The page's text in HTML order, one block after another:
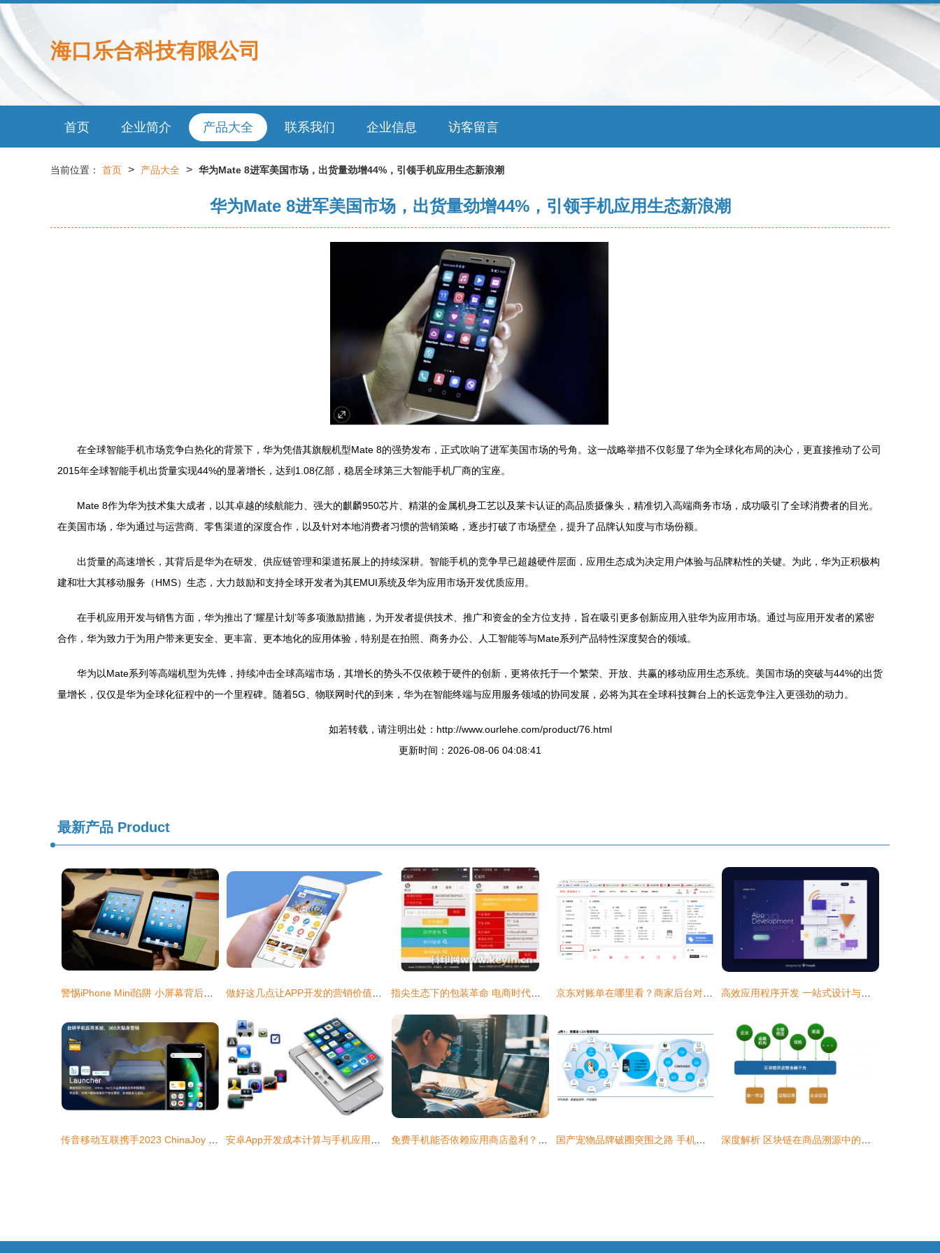
海口乐合科技有限公司
首页 企业简介 产品大全 联系我们 企业信息 访客留言
当前位置： 首页 > 产品大全 > 华为Mate 8进军美国市场，出货量劲增44%，引领手机应用生态新浪潮
华为Mate 8进军美国市场，出货量劲增44%，引领手机应用生态新浪潮
在全球智能手机市场竞争白热化的背景下，华为凭借其旗舰机型Mate 8的强势发布，正式吹响了进军美国市场的号角。这一战略举措不仅彰显了华为全球化布局的决心，更直接推动了公司
2015年全球智能手机出货量实现44%的显著增长，达到1.08亿部，稳居全球第三大智能手机厂商的宝座。
Mate 8作为华为技术集大成者，以其卓越的续航能力、强大的麒麟950芯片、精湛的金属机身工艺以及莱卡认证的高品质摄像头，精准切入高端商务市场，成功吸引了全球消费者的目光。
在美国市场，华为通过与运营商、零售渠道的深度合作，以及针对本地消费者习惯的营销策略，逐步打破了市场壁垒，提升了品牌认知度与市场份额。
出货量的高速增长，其背后是华为在研发、供应链管理和渠道拓展上的持续深耕。智能手机的竞争早已超越硬件层面，应用生态成为决定用户体验与品牌粘性的关键。为此，华为正积极构
建和壮大其移动服务（HMS）生态，大力鼓励和支持全球开发者为其EMUI系统及华为应用市场开发优质应用。
在手机应用开发与销售方面，华为推出了‘耀星计划’等多项激励措施，为开发者提供技术、推广和资金的全方位支持，旨在吸引更多创新应用入驻华为应用市场。通过与应用开发者的紧密
合作，华为致力于为用户带来更安全、更丰富、更本地化的应用体验，特别是在拍照、商务办公、人工智能等与Mate系列产品特性深度契合的领域。
华为以Mate系列等高端机型为先锋，持续冲击全球高端市场，其增长的势头不仅依赖于硬件的创新，更将依托于一个繁荣、开放、共赢的移动应用生态系统。美国市场的突破与44%的出货
量增长，仅仅是华为全球化征程中的一个里程碑。随着5G、物联网时代的到来，华为在智能终端与应用服务领域的协同发展，必将为其在全球科技舞台上的长远竞争注入更强劲的动力。
如若转载，请注明出处：http://www.ourlehe.com/product/76.html
更新时间：2026-08-06 04:08:41
最新产品 Product